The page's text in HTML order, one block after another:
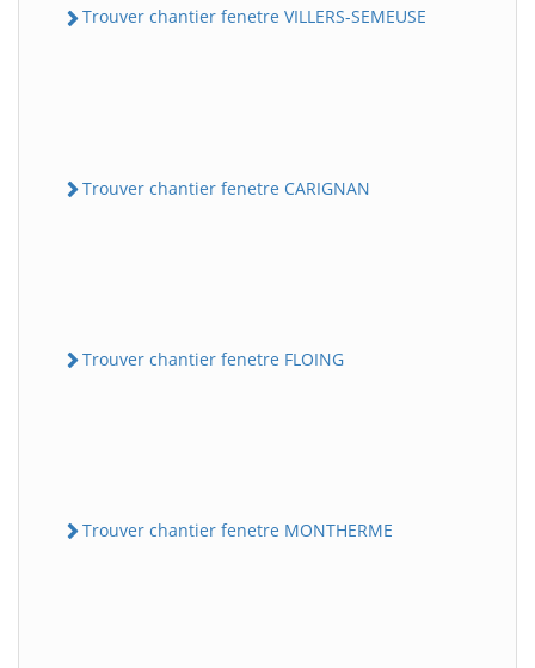
Trouver chantier fenetre VILLERS-SEMEUSE
Trouver chantier fenetre CARIGNAN
Trouver chantier fenetre FLOING
Trouver chantier fenetre MONTHERME